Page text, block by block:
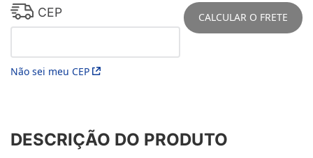
CEP
Não sei meu CEP
CALCULAR O FRETE
DESCRIÇÃO DO PRODUTO